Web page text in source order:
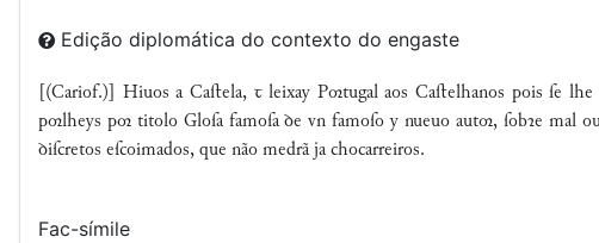
Edição diplomática do contexto do engaste
[(Cariof.)] Hiuos a Caﬅela, ꞇ leixay Ptugal aos Caﬅelhanos pois ſe lhe
plheys p titolo Gloſa famoſa ꝺe vn famoſo y nueuo aut, ſobꝛe mal
ꝺiſcretos eſcoimados, que não medrã ja chocarreiros.
Fac-símile